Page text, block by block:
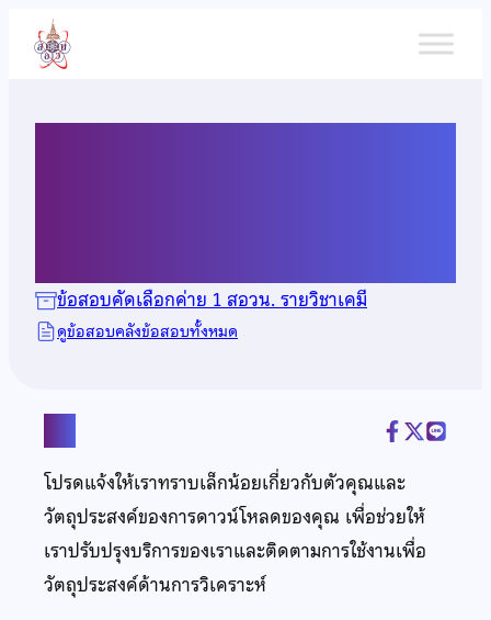
เนื้อหา
ข้อสอบคัดเลือกค่าย 1 สอวน. รายวิชาเคมี
ดูข้อสอบคลังข้อสอบทั้งหมด
โปรดแจ้งให้เราทราบเล็กน้อยเกี่ยวกับตัวคุณและ
วัตถุประสงค์ของการดาวน์โหลดของคุณ เพื่อช่วยให้
เราปรับปรุงบริการของเราและติดตามการใช้งานเพื่อ
วัตถุประสงค์ด้านการวิเคราะห์